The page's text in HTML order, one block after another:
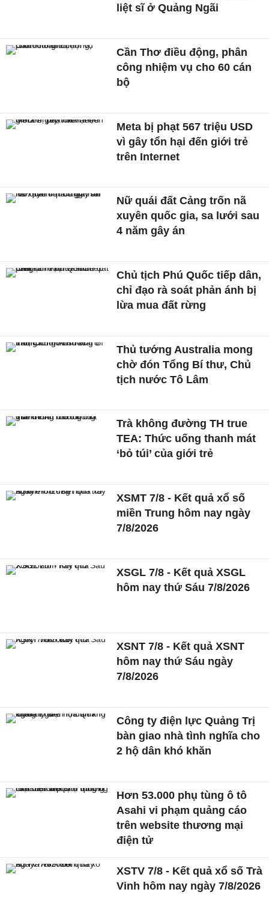
liệt sĩ ở Quảng Ngãi
Cần Thơ điều động, phân
công nhiệm vụ cho 60 cán
bộ
Meta bị phạt 567 triệu USD
vì gây tổn hại đến giới trẻ
trên Internet
Nữ quái đất Cảng trốn nã
xuyên quốc gia, sa lưới sau
4 năm gây án
Chủ tịch Phú Quốc tiếp dân,
chỉ đạo rà soát phản ánh bị
lừa mua đất rừng
Thủ tướng Australia mong
chờ đón Tổng Bí thư, Chủ
tịch nước Tô Lâm
Trà không đường TH true
TEA: Thức uống thanh mát
‘bỏ túi’ của giới trẻ
XSMT 7/8 - Kết quả xổ số
miền Trung hôm nay ngày
7/8/2026
XSGL 7/8 - Kết quả XSGL
hôm nay thứ Sáu 7/8/2026
XSNT 7/8 - Kết quả XSNT
hôm nay thứ Sáu ngày
7/8/2026
Công ty điện lực Quảng Trị
bàn giao nhà tình nghĩa cho
2 hộ dân khó khăn
Hơn 53.000 phụ tùng ô tô
Asahi vi phạm quảng cáo
trên website thương mại
điện tử
XSTV 7/8 - Kết quả xổ số Trà
Vinh hôm nay ngày 7/8/2026